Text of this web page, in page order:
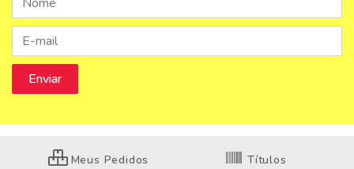
Meus Pedidos Títulos